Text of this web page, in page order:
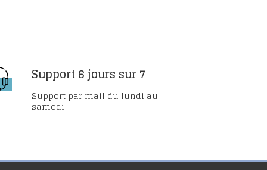
Support 6 jours sur 7
Support par mail du lundi au
samedi